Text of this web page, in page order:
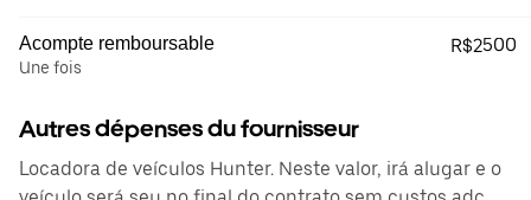
Acompte remboursable
Une fois
R$2500
Autres dépenses du fournisseur
Locadora de veículos Hunter. Neste valor, irá alugar e o